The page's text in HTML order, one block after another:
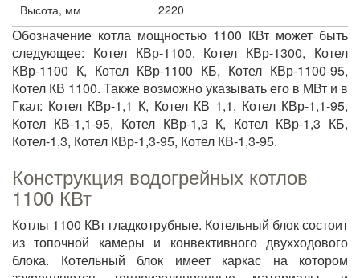
Высота, мм 2220
Обозначение котла мощностью 1100 КВт может быть
следующее: Котел КВр-1100, Котел КВр-1300, Котел
КВр-1100 К, Котел КВр-1100 КБ, Котел КВр-1100-95,
Котел КВ 1100. Также возможно указывать его в МВт и в
Гкал: Котел КВр-1,1 К, Котел КВ 1,1, Котел КВр-1,1-95,
Котел КВ-1,1-95, Котел КВр-1,3 К, Котел КВр-1,3 КБ,
Котел-1,3, Котел КВр-1,3-95, Котел КВ-1,3-95.
Конструкция водогрейных котлов
1100 КВт
Котлы 1100 КВт гладкотрубные. Котельный блок состоит
из топочной камеры и конвективного двухходового
блока. Котельный блок имеет каркас на котором